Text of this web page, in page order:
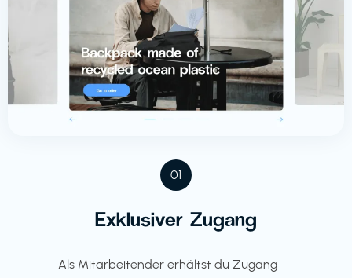
01
Exklusiver Zugang
Als Mitarbeitender erhältst du Zugang